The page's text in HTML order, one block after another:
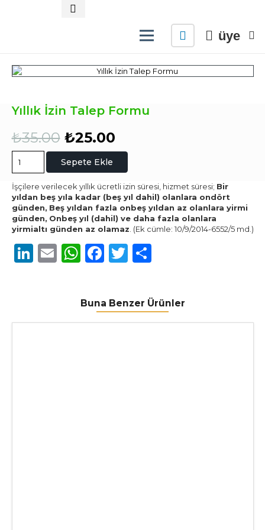
üye
Yıllık İzin Talep Formu
₺35.00 Orijinal
fiyat:
₺35.00.
₺25.00Şu
andaki
fiyat:
₺25.00.
İzin
Formu
adet
Sepete Ekle
İşçilere verilecek yıllık ücretli izin süresi, hizmet süresi; Bir
yıldan beş yıla kadar (beş yıl dahil) olanlara ondört
günden, Beş yıldan fazla onbeş yıldan az olanlara yirmi
günden, Onbeş yıl (dahil) ve daha fazla olanlara
yirmialtı günden az olamaz. (Ek cümle: 10/9/2014-6552/5 md.)
LinkedIn
Email
WhatsApp
Facebook
Twitter
Share
Buna Benzer Ürünler